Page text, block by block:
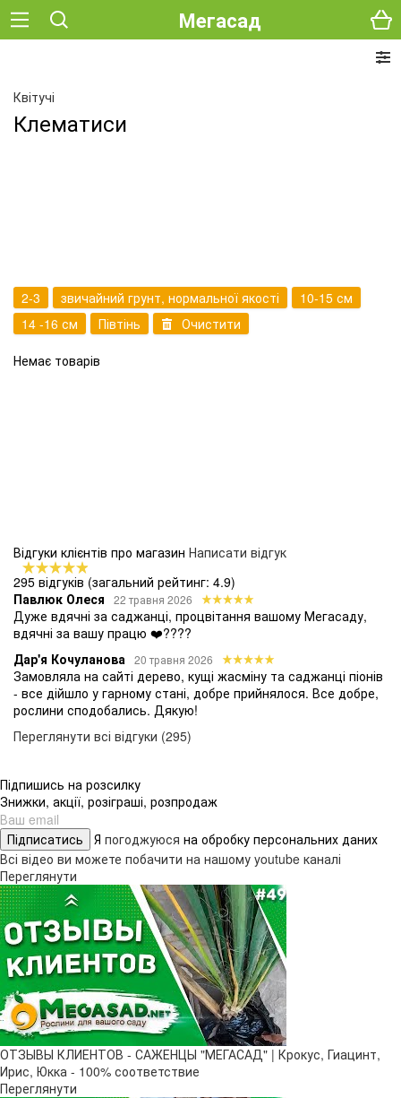
Мегасад
Квітучі
Клематиси
2-3 звичайний грунт, нормальної якості
10-15 см
14 -16 см
Півтінь Очистити
Немає товарів
Відгуки клієнтів про магазин Написати відгук
295 відгуків (загальний рейтинг: 4.9)
Павлюк Олеся
22 травня 2026
Дуже вдячні за саджанці, процвітання вашому Мегасаду,
вдячні за вашу працю ❤️????
Дар'я Кочуланова
20 травня 2026
Замовляла на сайті дерево, кущі жасміну та саджанці піонів
- все дійшло у гарному стані, добре прийнялося. Все добре,
рослини сподобались. Дякую!
Переглянути всі відгуки (295)
Підпишись на розсилку
Знижки, акції, розіграші, розпродаж
Підписатись Я погоджуюся на обробку персональних даних
Всі відео ви можете побачити на нашому youtube каналі
Переглянути
ОТЗЫВЫ КЛИЕНТОВ - САЖЕНЦЫ "МЕГАСАД" | Крокус, Гиацинт,
Ирис, Юкка - 100% соответствие
Переглянути